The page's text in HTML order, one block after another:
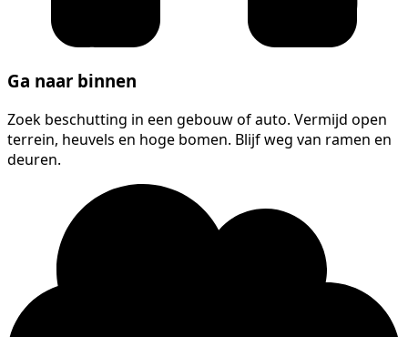
Ga naar binnen
Zoek beschutting in een gebouw of auto. Vermijd open
terrein, heuvels en hoge bomen. Blijf weg van ramen en
deuren.